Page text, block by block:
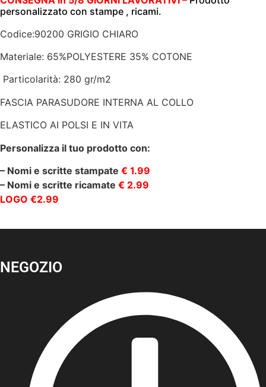
personalizzato con stampe , ricami.
Codice:90200 GRIGIO CHIARO
Materiale: 65%POLYESTERE 35% COTONE
Particolarità: 280 gr/m2
FASCIA PARASUDORE INTERNA AL COLLO
ELASTICO AI POLSI E IN VITA
Personalizza il tuo prodotto con:
– Nomi e scritte stampate € 1.99
– Nomi e scritte ricamate € 2.99
LOGO €2.99
NEGOZIO